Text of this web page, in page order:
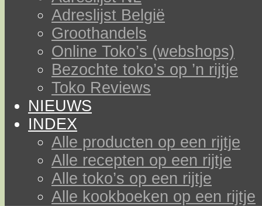
Adreslijst België
Groothandels
Online Toko’s (webshops)
Bezochte toko’s op ’n rijtje
Toko Reviews
NIEUWS
INDEX
Alle producten op een rijtje
Alle recepten op een rijtje
Alle toko’s op een rijtje
Alle kookboeken op een rijtje